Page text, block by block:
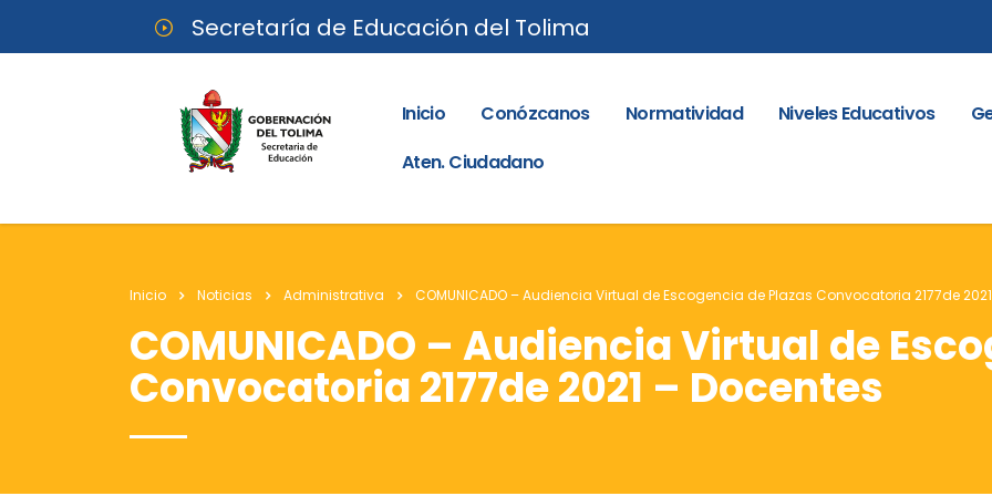
Secretaría de Educación del Tolima
Inicio Conózcanos Normatividad Niveles Educativos
Aten. Ciudadano
Inicio Noticias Administrativa COMUNICADO – Audiencia Virtual de Escogencia de Plazas Convocatoria 2177de
COMUNICADO – Audiencia Virtual de
Convocatoria 2177de 2021 – Docentes